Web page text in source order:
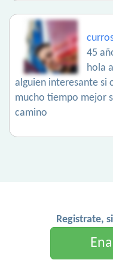
45
hola
alguien interesante si
mucho tiempo mejor
camino
Registrate,